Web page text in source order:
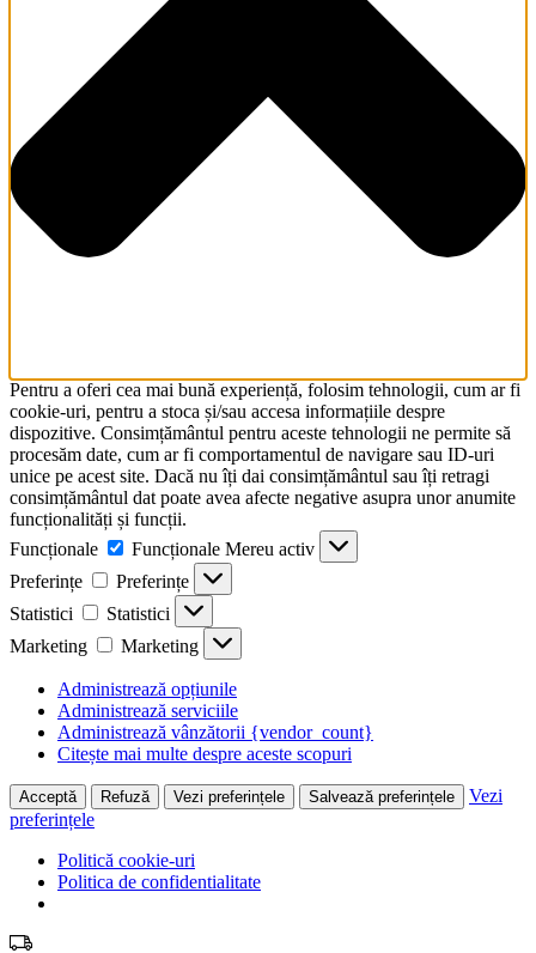
Pentru a oferi cea mai bună experiență, folosim tehnologii, cum ar fi
cookie-uri, pentru a stoca și/sau accesa informațiile despre
dispozitive. Consimțământul pentru aceste tehnologii ne permite să
procesăm date, cum ar fi comportamentul de navigare sau ID-uri
unice pe acest site. Dacă nu îți dai consimțământul sau îți retragi
consimțământul dat poate avea afecte negative asupra unor anumite
funcționalități și funcții.
Funcționale
Funcționale Mereu activ
Preferințe
Preferințe
Statistici
Statistici
Marketing
Marketing
Administrează opțiunile
Administrează serviciile
Administrează vânzătorii {vendor_count}
Citește mai multe despre aceste scopuri
Acceptă Refuză Vezi preferințele Salvează preferințele
Vezi
preferințele
Politică cookie-uri
Politica de confidentialitate